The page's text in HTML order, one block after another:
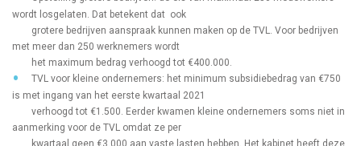
wordt losgelaten. Dat betekent dat ook
grotere bedrijven aanspraak kunnen maken op de TVL. Voor bedrijven
met meer dan 250 werknemers wordt
het maximum bedrag verhoogd tot €400.000.
TVL voor kleine ondernemers: het minimum subsidiebedrag van €750
is met ingang van het eerste kwartaal 2021
verhoogd tot €1.500. Eerder kwamen kleine ondernemers soms niet in
aanmerking voor de TVL omdat ze per
kwartaal geen €3.000 aan vaste lasten hebben. Het kabinet heeft deze